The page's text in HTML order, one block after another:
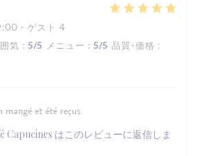
- ゲスト 4
気 : 5/5 メニュー : 5/5 品質-価格 :
mangé et été reçus.
Capucines はこのレビューに返信しま